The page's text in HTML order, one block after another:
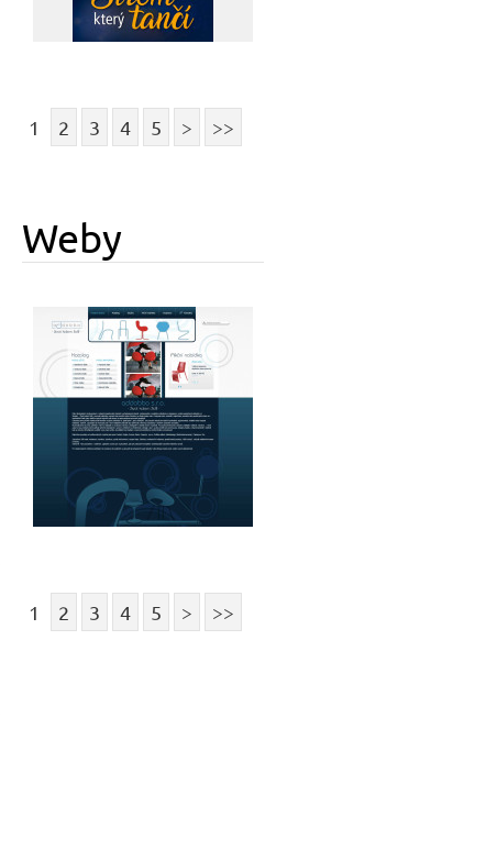
1 2 3 4 5 > >>
Weby
1 2 3 4 5 > >>